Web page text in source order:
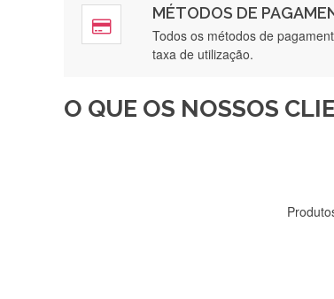
MÉTODOS DE
Todos os métodos de
taxa de utilização.
O QUE OS NOSSOSRecebi a minha